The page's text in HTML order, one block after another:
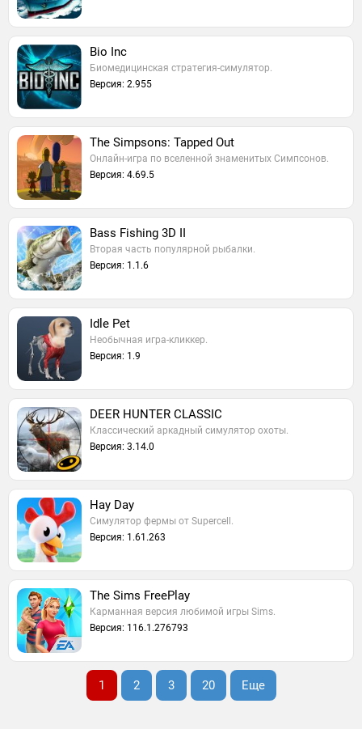
Bio Inc
Биомедицинская стратегия-симулятор.
Версия: 2.955
The Simpsons: Tapped Out
Онлайн-игра по вселенной знаменитых Симпсонов.
Версия: 4.69.5
Bass Fishing 3D II
Вторая часть популярной рыбалки.
Версия: 1.1.6
Idle Pet
Необычная игра-кликкер.
Версия: 1.9
DEER HUNTER CLASSIC
Классический аркадный симулятор охоты.
Версия: 3.14.0
Hay Day
Симулятор фермы от Supercell.
Версия: 1.61.263
The Sims FreePlay
Карманная версия любимой игры Sims.
Версия: 116.1.276793
1 2 3 20 Еще